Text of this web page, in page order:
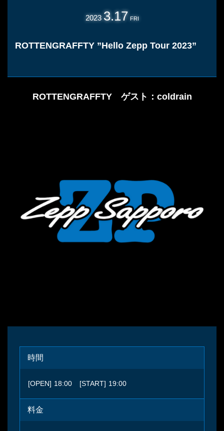
2023 3.17 FRI
ROTTENGRAFFTY ”Hello Zepp Tour 2023”
ROTTENGRAFFTY ゲスト：coldrain
時間
[OPEN] 18:00 [START] 19:00
料金